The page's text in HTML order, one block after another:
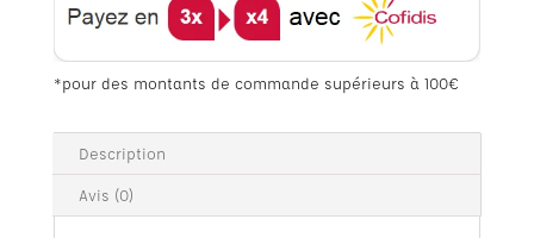
*pour des montants de commande supérieurs à 100€
Description
Avis (0)